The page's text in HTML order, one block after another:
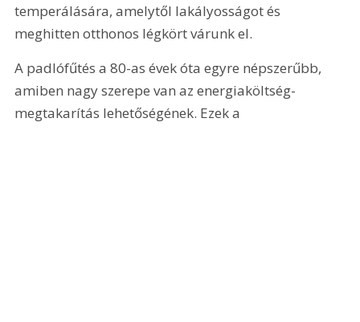
temperálására, amelytől lakályosságot és
meghitten otthonos légkört várunk el.
A padlófűtés a 80-as évek óta egyre népszerűbb,
amiben nagy szerepe van az energiaköltség-
megtakarítás lehetőségének. Ezek a